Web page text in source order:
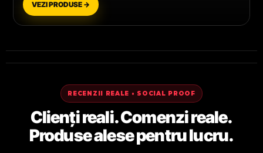
VEZI PRODUSE →
RECENZII REALE • SOCIAL PROOF
Clienți reali. Comenzi reale.
Produse alese pentru lucru.